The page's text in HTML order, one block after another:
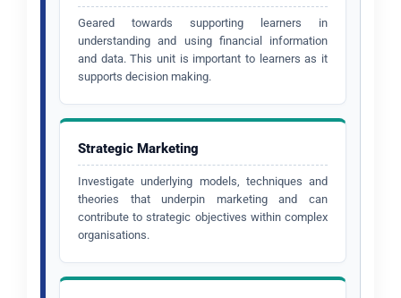
Geared towards supporting learners in
understanding and using financial information
and data. This unit is important to learners as it
supports decision making.
Strategic Marketing
Investigate underlying models, techniques and
theories that underpin marketing and can
contribute to strategic objectives within complex
organisations.